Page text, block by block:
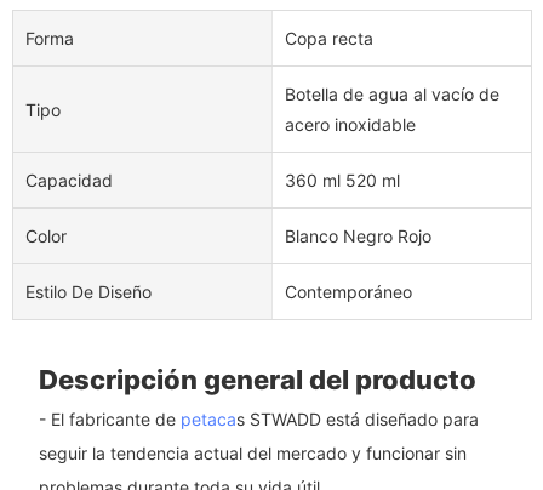
Forma Copa recta
Tipo
Botella de agua al vacío de
acero inoxidable
Capacidad 360 ml 520 ml
Color Blanco Negro Rojo
Estilo De Diseño Contemporáneo
Descripción general del producto
- El fabricante de petacas STWADD está diseñado para
seguir la tendencia actual del mercado y funcionar sin